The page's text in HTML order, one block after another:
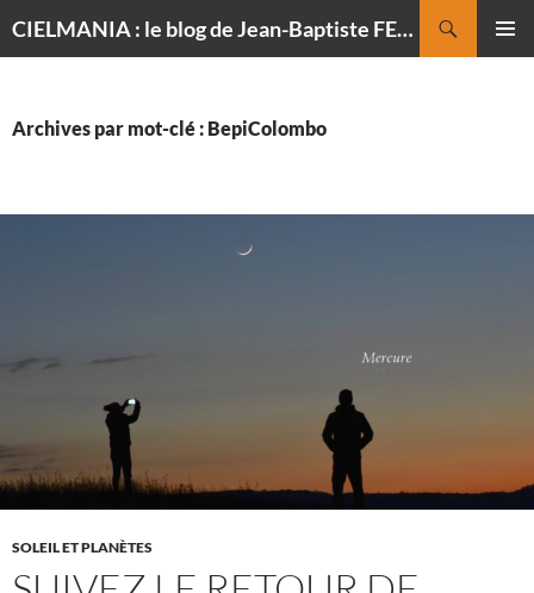
CIELMANIA : le blog de Jean-Baptiste FELDMANN, photographe du ciel
Archives par mot-clé : BepiColombo
SOLEIL ET PLANÈTES